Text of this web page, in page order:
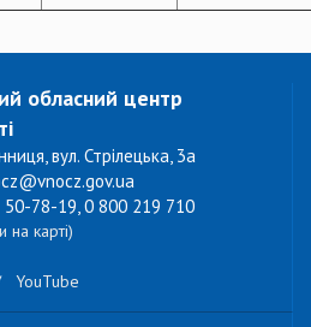
обласний центр
вул. Стрілецька, 3а
50-78-19, 0 800 219 710
на карті)
YouTube